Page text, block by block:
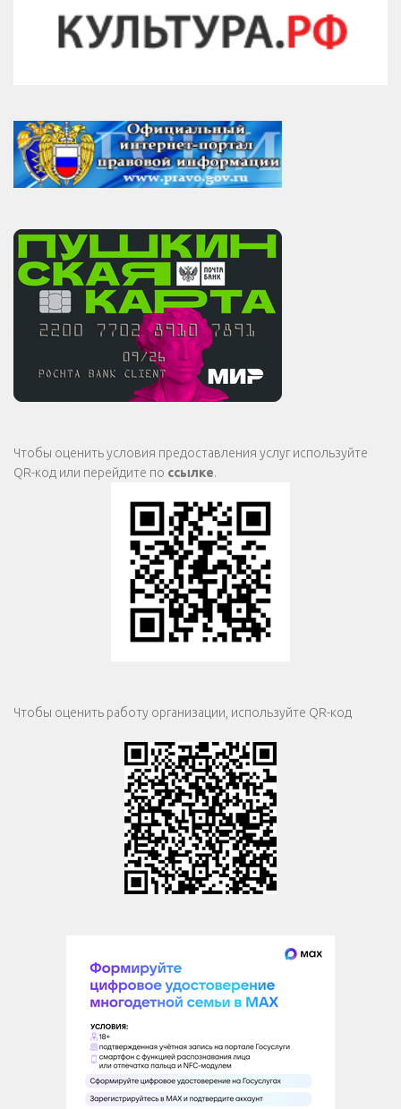
Чтобы оценить условия предоставления услуг используйте
QR-код или перейдите по ссылке.
Чтобы оценить работу организации, используйте QR-код